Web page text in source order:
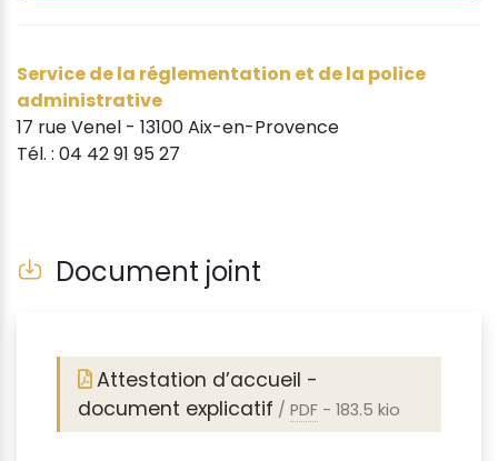
Service de la réglementation et de la police
administrative
17 rue Venel - 13100 Aix-en-Provence
Tél. : 04 42 91 95 27
Document joint
Attestation d’accueil -
document explicatif / PDF - 183.5 kio